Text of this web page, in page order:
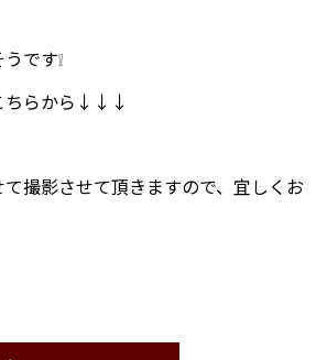
です❕
ちらから↓↓↓
撮影させて頂きますので、宜しくお